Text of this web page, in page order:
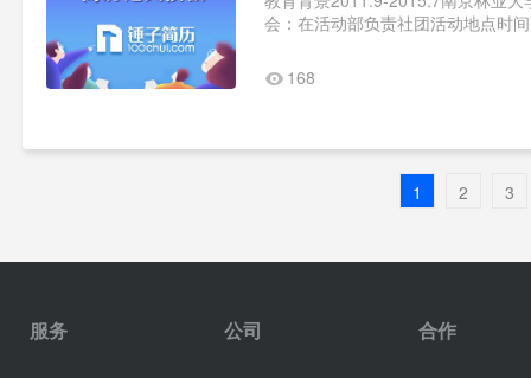
会：在活动部负责社团活动地点时
168
1 2 3
服务 公司 合作